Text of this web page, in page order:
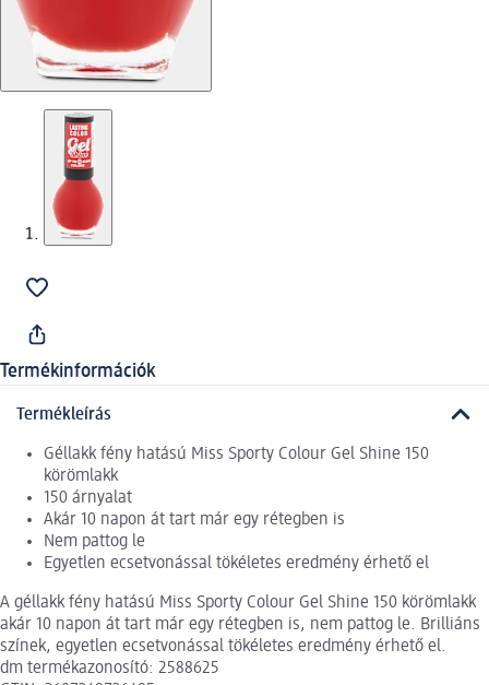
Termékinformációk
Termékleírás
Géllakk fény hatású Miss Sporty Colour Gel Shine 150
körömlakk
150 árnyalat
Akár 10 napon át tart már egy rétegben is
Nem pattog le
Egyetlen ecsetvonással tökéletes eredmény érhető el
A géllakk fény hatású Miss Sporty Colour Gel Shine 150 körömlakk
akár 10 napon át tart már egy rétegben is, nem pattog le. Brilliáns
színek, egyetlen ecsetvonással tökéletes eredmény érhető el.
dm termékazonosító: 2588625